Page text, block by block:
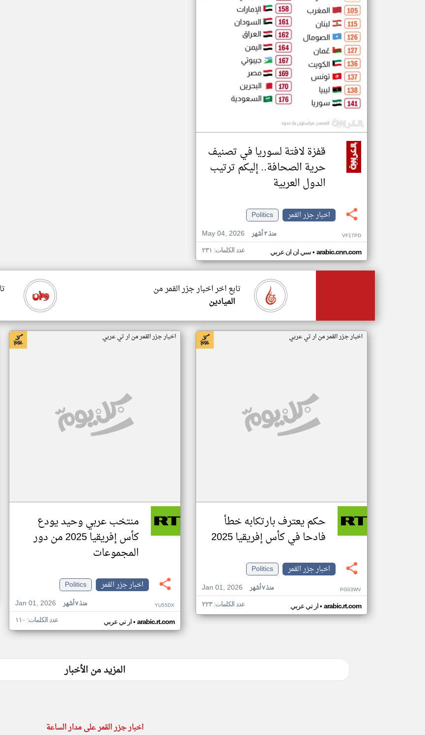
قفزة لافتة لسوريا في تصنيف
حرية الصحافة.. إليكم ترتيب
الدول العربية
اخبار جزر القمر
Politics
May 04, 2026
منذ ٣ أشهر VF17PD
سي ان ان عربي• arabic.cnn.com عدد الكلمات: ٢٣١
تابع اخر اخبار جزر القمر من
الميادين
اخبار جزر القمر من ار تي عربي
حكم يعترف بارتكابه خطأ
فادحا في كأس إفريقيا 2025
اخبار جزر القمر
Politics
Jan 01, 2026
منذ ٧ أشهر PG03WV
ار تي عربي• arabic.rt.com عدد الكلمات: ٢٢٣
اخبار جزر القمر من ار تي عربي
منتخب عربي وحيد يودع
كأس إفريقيا 2025 من دور
المجموعات
اخبار جزر القمر
Politics
Jan 01, 2026
منذ ٧ أشهر YU55DX
ار تي عربي• arabic.rt.com عدد الكلمات: ١١٠
المزيد من الأخبار
اخبار جزر القمر على مدار الساعة